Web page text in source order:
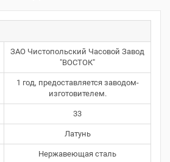
ЗАО Чистопольский Часовой Завод
"ВОСТОК"
1 год, предоставляется заводом-
изготовителем.
33
Латунь
Нержавеющая сталь